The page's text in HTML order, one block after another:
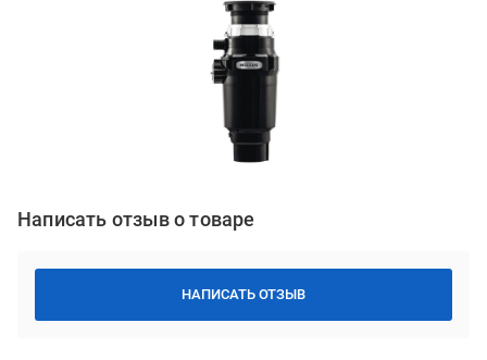
Написать отзыв о товаре
НАПИСАТЬ ОТЗЫВ